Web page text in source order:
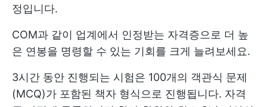
정입니다.
COM과 같이 업계에서 인정받는 자격증으로 더 높
은 연봉을 명령할 수 있는 기회를 크게 늘려보세요.
3시간 동안 진행되는 시험은 100개의 객관식 문제
(MCQ)가 포함된 책자 형식으로 진행됩니다. 자격